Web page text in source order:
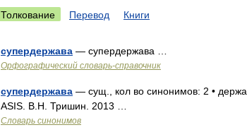
Толкование Перевод Книги
супердержава — супердержава …
Орфографический словарь-справочник
супердержава — сущ., кол во синонимов: 2 •
ASIS. В.Н. Тришин. 2013 …
Словарь синонимов